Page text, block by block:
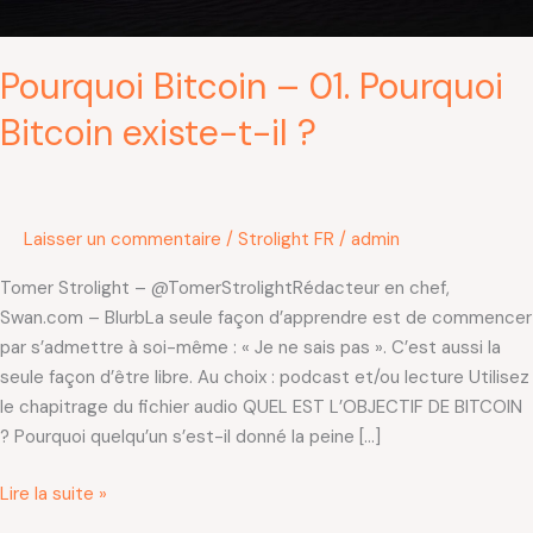
Pourquoi Bitcoin – 01. Pourquoi
Bitcoin existe-t-il ?
Laisser un commentaire / Strolight FR / admin
Tomer Strolight – @TomerStrolightRédacteur en chef,
Swan.com – BlurbLa seule façon d’apprendre est de commencer
par s’admettre à soi-même : « Je ne sais pas ». C’est aussi la
seule façon d’être libre. Au choix : podcast et/ou lecture Utilisez
le chapitrage du fichier audio QUEL EST L’OBJECTIF DE BITCOIN
? Pourquoi quelqu’un s’est-il donné la peine […]
Lire la suite »